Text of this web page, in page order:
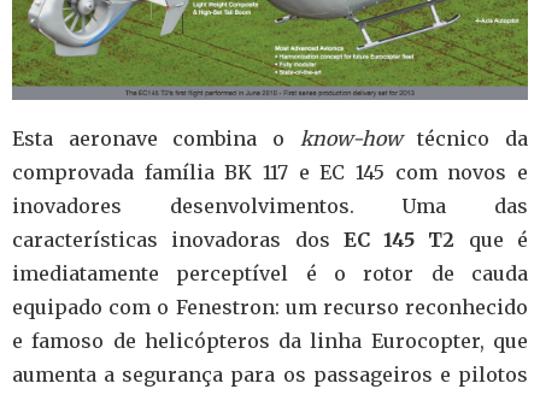
Esta aeronave combina o know-howtécnico da
comprovada família BK 117 e EC 145 com novos e
inovadores desenvolvimentos. Uma das
características inovadoras dos EC 145 T2 que é
imediatamente perceptível é o rotor de cauda
equipado com o Fenestron: um recurso reconhecido
e famoso de helicópteros da linha Eurocopter, que
aumenta a segurança para os passageiros e pilotos